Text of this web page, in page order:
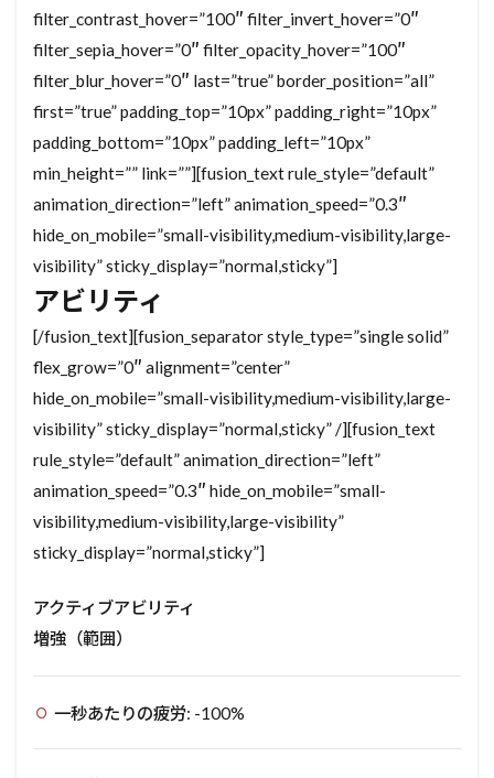
filter_contrast_hover=”100″ filter_invert_hover=”0″
filter_sepia_hover=”0″ filter_opacity_hover=”100″
filter_blur_hover=”0″ last=”true” border_position=”all”
first=”true” padding_top=”10px” padding_right=”10px”
padding_bottom=”10px” padding_left=”10px”
min_height=”” link=””][fusion_text rule_style=”default”
animation_direction=”left” animation_speed=”0.3″
hide_on_mobile=”small-visibility,medium-visibility,large-
visibility” sticky_display=”normal,sticky”]
アビリティ
[/fusion_text][fusion_separator style_type=”single solid”
flex_grow=”0″ alignment=”center”
hide_on_mobile=”small-visibility,medium-visibility,large-
visibility” sticky_display=”normal,sticky” /][fusion_text
rule_style=”default” animation_direction=”left”
animation_speed=”0.3″ hide_on_mobile=”small-
visibility,medium-visibility,large-visibility”
sticky_display=”normal,sticky”]
アクティブアビリティ
増強（範囲）
一秒あたりの疲労: -100%